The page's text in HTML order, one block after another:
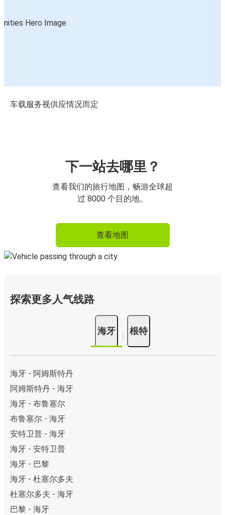
车载服务视供应情况而定
下一站去哪里？
查看我们的旅行地图，畅游全球超
过 8000 个目的地。
查看地图
探索更多人气线路
海牙 根特
海牙 - 阿姆斯特丹
阿姆斯特丹 - 海牙
海牙 - 布鲁塞尔
布鲁塞尔 - 海牙
安特卫普 - 海牙
海牙 - 安特卫普
海牙 - 巴黎
海牙 - 杜塞尔多夫
杜塞尔多夫 - 海牙
巴黎 - 海牙